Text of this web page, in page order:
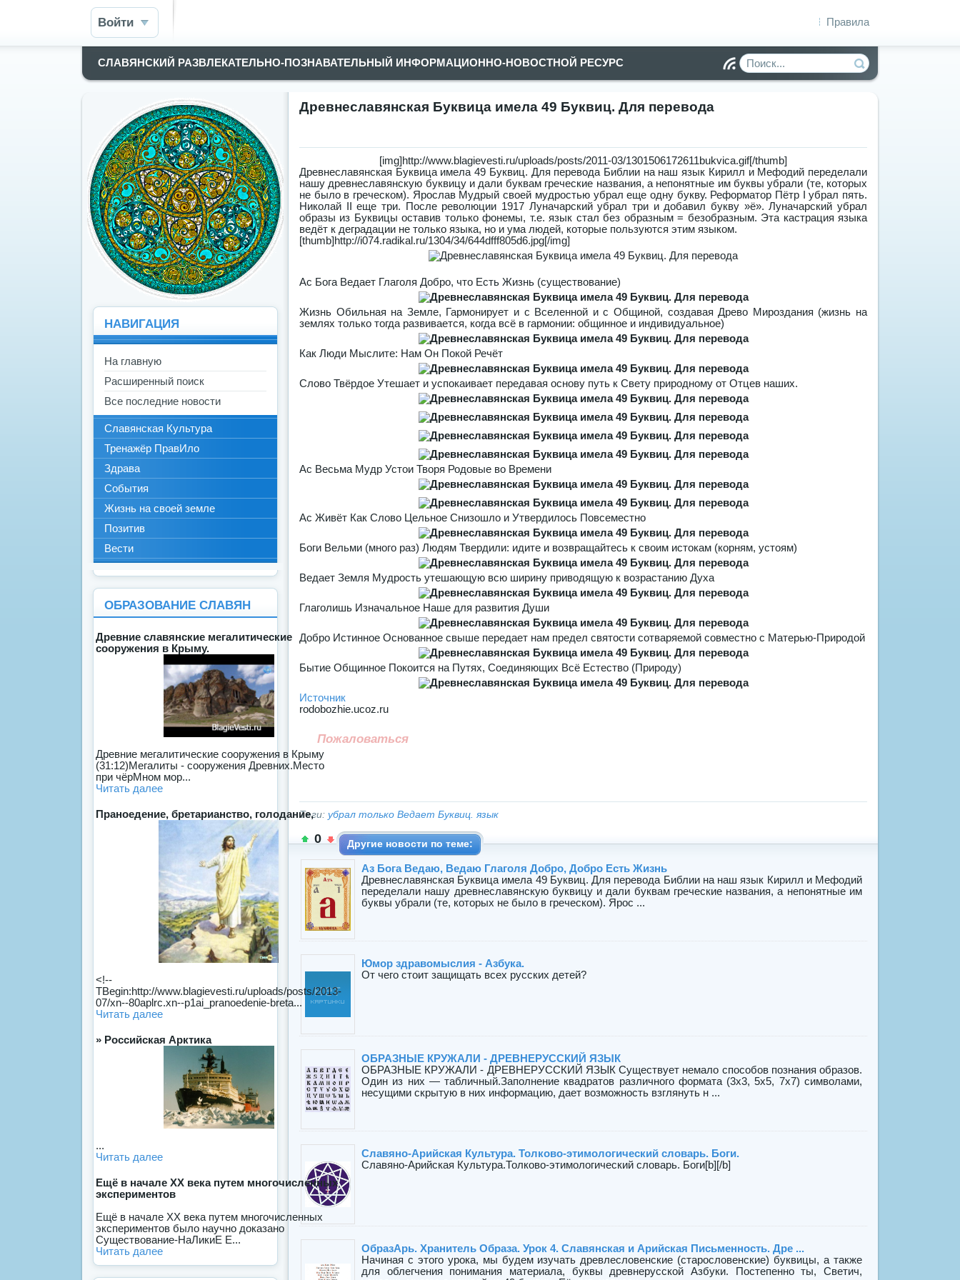
Правила
Войти
СЛАВЯНСКИЙ РАЗВЛЕКАТЕЛЬНО-ПОЗНАВАТЕЛЬНЫЙ ИНФОРМАЦИОННО-НОВОСТНОЙ РЕСУРС
Древнеславянская Буквица имела 49 Буквиц. Для перевода
[img]http://www.blagievesti.ru/uploads/posts/2011-03/1301506172611bukvica.gif[/thumb]
Древнеславянская Буквица имела 49 Буквиц. Для перевода Библии на наш язык Кирилл и Мефодий переделали
нашу древнеславянскую буквицу и дали буквам греческие названия, а непонятные им буквы убрали (те, которых
не было в греческом). Ярослав Мудрый своей мудростью убрал еще одну букву. Реформатор Пётр I убрал пять.
Николай II еще три. После революции 1917 Луначарский убрал три и добавил букву »ё». Луначарский убрал
образы из Буквицы оставив только фонемы, т.е. язык стал без образным = безобразным. Эта кастрация языка
ведёт к деградации не только языка, но и ума людей, которые пользуются этим языком.
[thumb]http://i074.radikal.ru/1304/34/644dfff805d6.jpg[/img]
Ас Бога Ведает Глаголя Добро, что Есть Жизнь (существование)
Жизнь Обильная на Земле, Гармонирует и с Вселенной и с Общиной, создавая Древо Мироздания (жизнь на
землях только тогда развивается, когда всё в гармонии: общинное и индивидуальное)
Как Люди Мыслите: Нам Он Покой Речёт
Слово Твёрдое Утешает и успокаивает передавая основу путь к Свету природному от Отцев наших.
Ас Весьма Мудр Устои Творя Родовые во Времени
Ас Живёт Как Слово Цельное Снизошло и Утвердилось Повсеместно
Боги Вельми (много раз) Людям Твердили: идите и возвращайтесь к своим истокам (корням, устоям)
Ведает Земля Мудрость утешающую всю ширину приводящую к возрастанию Духа
Глаголишь Изначальное Наше для развития Души
Добро Истинное Основанное свыше передает нам предел святости сотваряемой совместно с Матерью-Природой
Бытие Общинное Покоится на Путях, Соединяющих Всё Естество (Природу)
Источник
rodobozhie.ucoz.ru
Пожаловаться
Теги: убрал только Ведает Буквиц. язык
0 Другие новости по теме:
Аз Бога Ведаю, Ведаю Глаголя Добро, Добро Есть Жизнь
Древнеславянская Буквица имела 49 Буквиц. Для перевода Библии на наш язык Кирилл и Мефодий
переделали нашу древнеславянскую буквицу и дали буквам греческие названия, а непонятные им
буквы убрали (те, которых не было в греческом). Ярос ...
Юмор здравомыслия - Азбука.
От чего стоит защищать всех русских детей?
ОБРАЗНЫЕ КРУЖАЛИ - ДРЕВНЕРУССКИЙ ЯЗЫК
ОБРАЗНЫЕ КРУЖАЛИ - ДРЕВНЕРУССКИЙ ЯЗЫК Существует немало способов познания образов.
Один из них — табличный.Заполнение квадратов различного формата (3х3, 5х5, 7х7) символами,
несущими скрытую в них информацию, дает возможность взглянуть н ...
Славяно-Арийская Культура. Толково-этимологический словарь. Боги.
Славяно-Арийская Культура.Толково-этимологический словарь. Боги[b][/b]
ОбразАрь. Хранитель Образа. Урок 4. Славянская и Арийская Письменность. Дре ...
Начиная с этого урока, мы будем изучать древлесловенские (старословенские) буквицы, а также
для облегчения понимания материала, буквы древнерусской Азбуки. Постепенно ты, Светич,
НАВИГАЦИЯ
На главную
Расширенный поиск
Все последние новости
Славянская Культура
Тренажёр ПравИло
Здрава
События
Жизнь на своей земле
Позитив
Вести
ОБРАЗОВАНИЕ СЛАВЯН
Древние славянские мегалитические
сооружения в Крыму.
Древние мегалитические сооружения в Крыму
(31:12)Мегалиты - сооружения Древних.Место
при чёрМном мор...
Читать далее
Праноедение, бретарианство, голодание,
<!--
TBegin:http://www.blagievesti.ru/uploads/posts/2013-
07/xn--80aplrc.xn--p1ai_pranoedenie-breta...
Читать далее
» Российская Арктика
...
Читать далее
Ещё в начале XX века путем многочисленных
экспериментов
Ещё в начале XX века путем многочисленных
экспериментов было научно доказано
Существование-НаЛикиЕ Е...
Читать далее